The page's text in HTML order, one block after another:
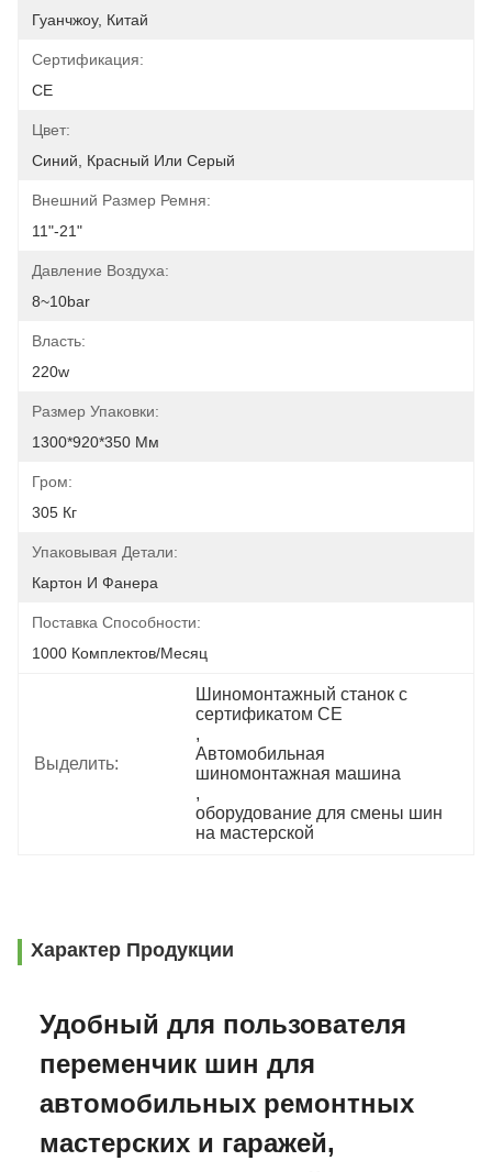
Гуанчжоу, Китай
Сертификация:
CE
Цвет:
Синий, Красный Или Серый
Внешний Размер Ремня:
11"-21"
Давление Воздуха:
8~10bar
Власть:
220w
Размер Упаковки:
1300*920*350 Мм
Гром:
305 Кг
Упаковывая Детали:
Картон И Фанера
Поставка Способности:
1000 Комплектов/месяц
Выделить:
Шиномонтажный станок с
сертификатом CE
,
Автомобильная
шиномонтажная машина
,
оборудование для смены шин
на мастерской
Характер Продукции
Удобный для пользователя
переменчик шин для
автомобильных ремонтных
мастерских и гаражей,